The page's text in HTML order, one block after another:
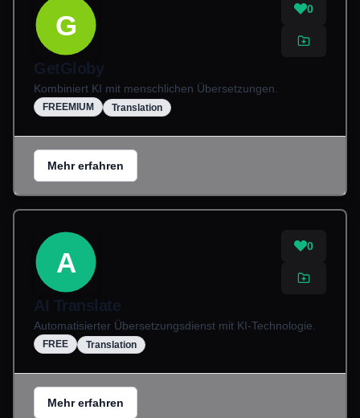
G
0
GetGloby
Kombiniert KI mit menschlichen Übersetzungen.
FREEMIUM Translation
Mehr erfahren
A
0
AI Translate
Automatisierter Übersetzungsdienst mit KI-Technologie.
FREE Translation
Mehr erfahren